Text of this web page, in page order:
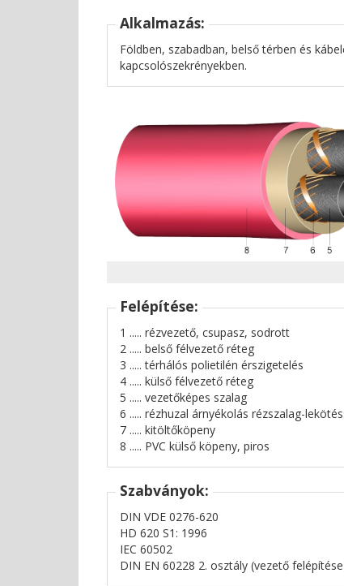
Alkalmazás:
Földben, szabadban, belső térben és
kapcsolószekrényekben.
Felépítése:
1 ..... rézvezető, csupasz, sodrott
2 ..... belső félvezető réteg
3 ..... térhálós polietilén érszigetelés
4 ..... külső félvezető réteg
5 ..... vezetőképes szalag
6 ..... rézhuzal árnyékolás rézszalag-
7 ..... kitöltőköpeny
8 ..... PVC külső köpeny, piros
Szabványok:
DIN VDE 0276-620
HD 620 S1: 1996
IEC 60502
DIN EN 60228 2. osztály (vezető